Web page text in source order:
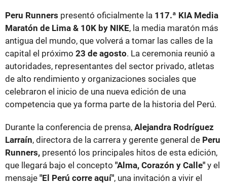
Peru Runners presentó oficialmente la 117.ª KIA Media
Maratón de Lima & 10K by NIKE, la media maratón más
antigua del mundo, que volverá a tomar las calles de la
capital el próximo 23 de agosto. La ceremonia reunió a
autoridades, representantes del sector privado, atletas
de alto rendimiento y organizaciones sociales que
celebraron el inicio de una nueva edición de una
competencia que ya forma parte de la historia del Perú.
Durante la conferencia de prensa, Alejandra Rodríguez
Larraín, directora de la carrera y gerente general de Peru
Runners, presentó los principales hitos de esta edición,
que llegará bajo el concepto "Alma, Corazón y Calle" y el
mensaje "El Perú corre aquí", una invitación a vivir el